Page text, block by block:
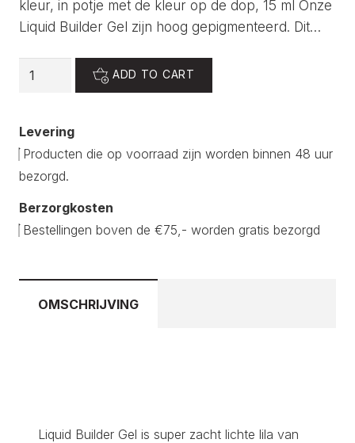
kleur, in potje met de kleur op de dop, 15 ml Onze
Liquid Builder Gel zijn hoog gepigmenteerd. Dit…
Liquid
quantity
ADD TO CART
Levering
Producten die op voorraad zijn worden binnen 48 uur
bezorgd.
Berzorgkosten
Bestellingen boven de €75,- worden gratis bezorgd
OMSCHRIJVING
Liquid Builder Gel is super zacht lichte lila van